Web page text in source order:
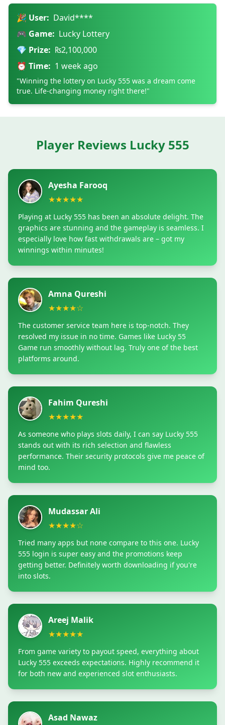
🎉 User: David****
🎮 Game: Lucky Lottery
💎 Prize: ₨2,100,000
⏰ Time: 1 week ago
"Winning the lottery on Lucky 555 was a dream come
true. Life-changing money right there!"
Player Reviews Lucky 555
Ayesha Farooq
★★★★★
Playing at Lucky 555 has been an absolute delight. The
graphics are stunning and the gameplay is seamless. I
especially love how fast withdrawals are – got my
winnings within minutes!
Amna Qureshi
★★★★☆
The customer service team here is top-notch. They
resolved my issue in no time. Games like Lucky 55
Game run smoothly without lag. Truly one of the best
platforms around.
Fahim Qureshi
★★★★★
As someone who plays slots daily, I can say Lucky 555
stands out with its rich selection and flawless
performance. Their security protocols give me peace of
mind too.
Mudassar Ali
★★★★☆
Tried many apps but none compare to this one. Lucky
555 login is super easy and the promotions keep
getting better. Definitely worth downloading if you're
into slots.
Areej Malik
★★★★★
From game variety to payout speed, everything about
Lucky 555 exceeds expectations. Highly recommend it
for both new and experienced slot enthusiasts.
Asad Nawaz